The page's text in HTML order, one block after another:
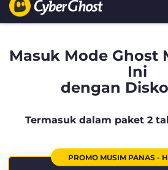
Masuk Mode Ghost
Ini
dengan
Termasuk dalam paket 2
PROMO MUSIM PANAS -